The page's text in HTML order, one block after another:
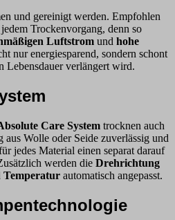
und gereinigt werden. Empfohlen
Trockenvorgang, denn so
Luftstrom und hohe
nur energiesparend, sondern schont
Lebensdauer verlängert wird.
Care System trocknen auch
Wolle oder Seide zuverlässig und
jedes Material einen separat darauf
werden die Drehrichtung
Temperatur automatisch angepasst.